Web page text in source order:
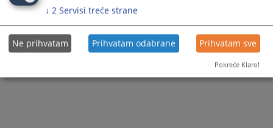
↓ 2 Servisi treće strane
Ne prihvatam Prihvatam odabrane Prihvatam sve
Pokreće Klaro!